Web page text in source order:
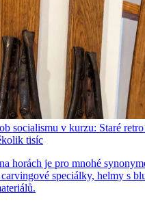
socialismu v kurzu: Staré
tisíc
horách je pro mnohé
speciálky, helmy s